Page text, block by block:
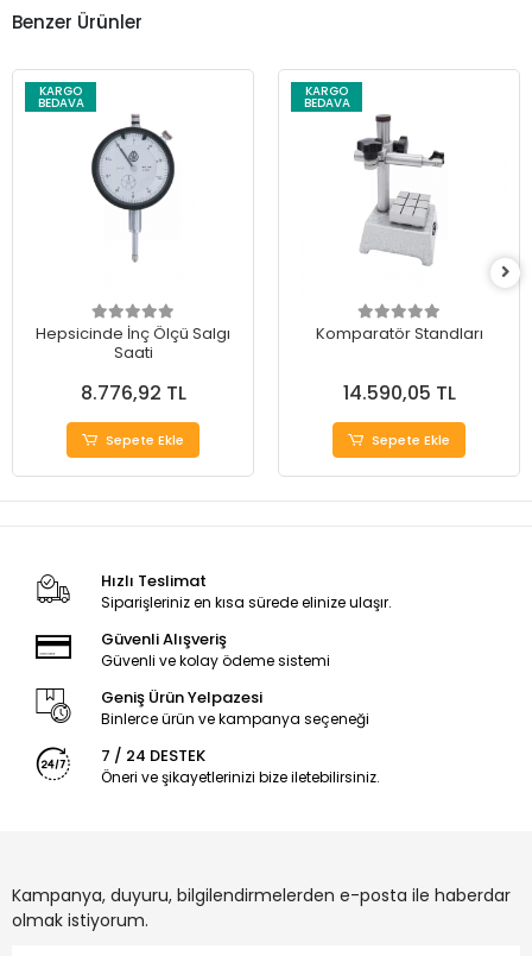
Benzer Ürünler
KARGO
BEDAVA
Hepsicinde İnç Ölçü Salgı
Saati
8.776,92 TL
Sepete Ekle
KARGO
BEDAVA
Komparatör Standları
14.590,05 TL
Sepete Ekle
Hızlı Teslimat
Siparişleriniz en kısa sürede elinize ulaşır.
Güvenli Alışveriş
Güvenli ve kolay ödeme sistemi
Geniş Ürün Yelpazesi
Binlerce ürün ve kampanya seçeneği
7 / 24 DESTEK
Öneri ve şikayetlerinizi bize iletebilirsiniz.
Kampanya, duyuru, bilgilendirmelerden e-posta ile haberdar
olmak istiyorum.